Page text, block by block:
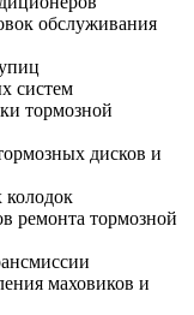
обслуживания
систем
тормозной
дисков и
колодок
ремонта тормозной
маховиков и